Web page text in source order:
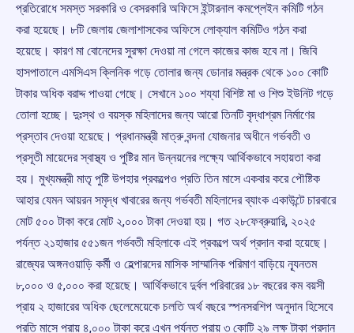
প্রতিরোধে সমস্ত সরকারি ও বেসরকারি অফিসে ইন্টারনাল কমপ্লেইন কমিটি গঠন
করা হয়েছে। ৮টি জেলায় জেলাশাসকের অফিসে লোক্যাল কমিটিও গঠন করা
হয়েছে। কারণ মা বোনেদের সুরক্ষা দেওয়া না গেলে কাজের কাজ হবে না। জিবি
হাসপাতালে এমসিএস ক্লিনিক গড়ে তোলার জন্য ডোনার মন্ত্রক থেকে ১০০ কোটি
টাকার অধিক বরাদ্দ পাওয়া গেছে। সেখানে ১০০ শয্যা বিশিষ্ট মা ও শিশু ইউনিট গড়ে
তোলা হচ্ছে। দুঃস্থ ও বয়স্ক মহিলাদের জন্য আরো তিনটি বৃদ্ধাশ্রম নির্মাণের
প্রস্তাব দেওয়া হয়েছে। প্রধানমন্ত্রী মাত্রু বন্দনা যোজনার অধীনে গর্ভবতী ও
প্রসূতী মায়েদের স্বাস্থ্য ও পুষ্টির মান উন্নয়নের লক্ষ্যে আর্থিকভাবে সহায়তা করা
হয়। মুখ্যমন্ত্রী মাতৃ পুষ্টি উপহার প্রকল্পেও প্রতি তিন মাসে একবার করে পৌষ্টিক
আহার যেমন আয়রন সমৃদ্ধ খাবারের জন্য গর্ভবতী মহিলাদের ব্যাংক একাউন্টে চারবারে
মোট ৫০০ টাকা করে মোট ২,০০০ টাকা দেওয়া হয়। গত ২৮ফেব্রুয়ারি, ২০২৫
পর্যন্ত ২১হাজার ৫৫১জন গর্ভবতী মহিলাকে এই প্রকল্পে অর্থ প্রদান করা হয়েছে।
রাজ্যের অঙ্গনওয়াড়ি কর্মী ও হেল্পারদের মাসিক সাম্মানিক পরিমাণ বাড়িয়ে ন্যূনতম
৮,০০০ ও ৫,০০০ করা হয়েছে। আর্থিকভাবে দুর্বল পরিবারের ১৮ বছরের কম বয়সী
প্রায় ২ হাজারের অধিক ছেলেমেয়েকে চলতি অর্থ বছরে স্পনসরশিপ অনুদান হিসেবে
প্রতি মাসে প্রায় ৪,০০০ টাকা করে এখন পর্যন্ত প্রায় ৩ কোটি ২৯ লক্ষ টাকা প্রদান